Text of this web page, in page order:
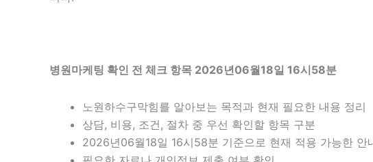
병원마케팅 확인 전 체크 항목 2026년06월18일 16시58분
노원하수구막힘를 알아보는 목적과 현재 필요한 내용 정리
상담, 비용, 조건, 절차 중 우선 확인할 항목 구분
2026년06월18일 16시58분 기준으로 현재 적용 가능한 안